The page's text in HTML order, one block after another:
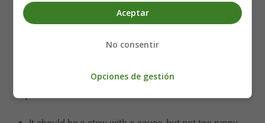
and add the minced meat. Stir until it changes
colour, at which point add the wine and milk and
tomato and the spices you like. Cook over a very
Tips
Aceptar
No consentir
Opciones de gestión